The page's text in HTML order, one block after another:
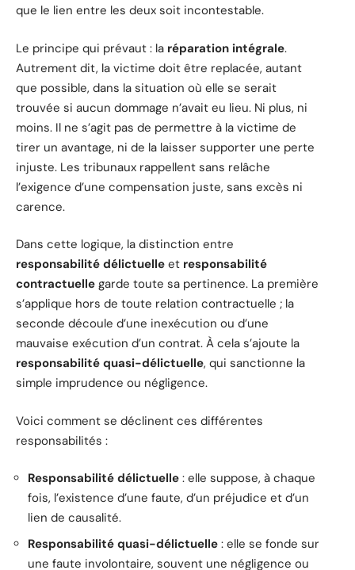
que le lien entre les deux soit incontestable.
Le principe qui prévaut : la réparation intégrale.
Autrement dit, la victime doit être replacée, autant
que possible, dans la situation où elle se serait
trouvée si aucun dommage n’avait eu lieu. Ni plus, ni
moins. Il ne s’agit pas de permettre à la victime de
tirer un avantage, ni de la laisser supporter une perte
injuste. Les tribunaux rappellent sans relâche
l’exigence d’une compensation juste, sans excès ni
carence.
Dans cette logique, la distinction entre
responsabilité délictuelle et responsabilité
contractuelle garde toute sa pertinence. La première
s’applique hors de toute relation contractuelle ; la
seconde découle d’une inexécution ou d’une
mauvaise exécution d’un contrat. À cela s’ajoute la
responsabilité quasi-délictuelle, qui sanctionne la
simple imprudence ou négligence.
Voici comment se déclinent ces différentes
responsabilités :
Responsabilité délictuelle : elle suppose, à chaque
fois, l’existence d’une faute, d’un préjudice et d’un
lien de causalité.
Responsabilité quasi-délictuelle : elle se fonde sur
une faute involontaire, souvent une négligence ou